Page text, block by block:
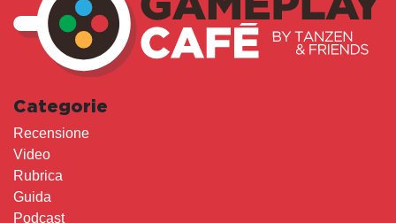
Categorie
Recensione
Video
Rubrica
Guida
Podcast